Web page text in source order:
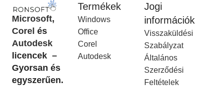
CorelDraw Standard 2021
I
Corel Licenc
Akciós
termék
Ft19,990.00 Ft 9,990.00
KOSÁRBA HELYEZÉS
CorelDraw Technical Suite
Akciós termék
49,990.00 Ft14,990.00
KOSÁRBA HELYEZÉS
Microsoft,
Corel és
Autodesk
licencek –
Gyorsan és
egyszerűen.
Termékek
Windows
Office
Corel
Autodesk
Jogi
információk
Visszaküldési
Szabályzat
Általános
Szerződési
Feltételek